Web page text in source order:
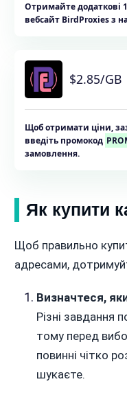
Отримайте додаткові
вебсайт BirdProxies з
$2.85/GB
Щоб отримати ціни,
введіть промокод
замовлення.
Як купити
Щоб правильно
адресами,
Визначтеся,
Різні завдання
тому перед
повинні чітко
шукаєте.